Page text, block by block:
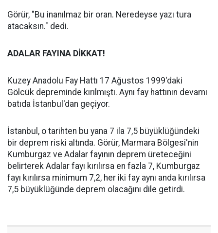
Görür, "Bu inanılmaz bir oran. Neredeyse yazı tura
atacaksın." dedi.
ADALAR FAYINA DİKKAT!
Kuzey Anadolu Fay Hattı 17 Ağustos 1999'daki
Gölcük depreminde kırılmıştı. Aynı fay hattının devamı
batıda İstanbul'dan geçiyor.
İstanbul, o tarihten bu yana 7 ila 7,5 büyüklüğündeki
bir deprem riski altında. Görür, Marmara Bölgesi'nin
Kumburgaz ve Adalar fayının deprem üreteceğini
belirterek Adalar fayı kırılırsa en fazla 7, Kumburgaz
fayı kırılırsa minimum 7,2, her iki fay aynı anda kırılırsa
7,5 büyüklüğünde deprem olacağını dile getirdi.